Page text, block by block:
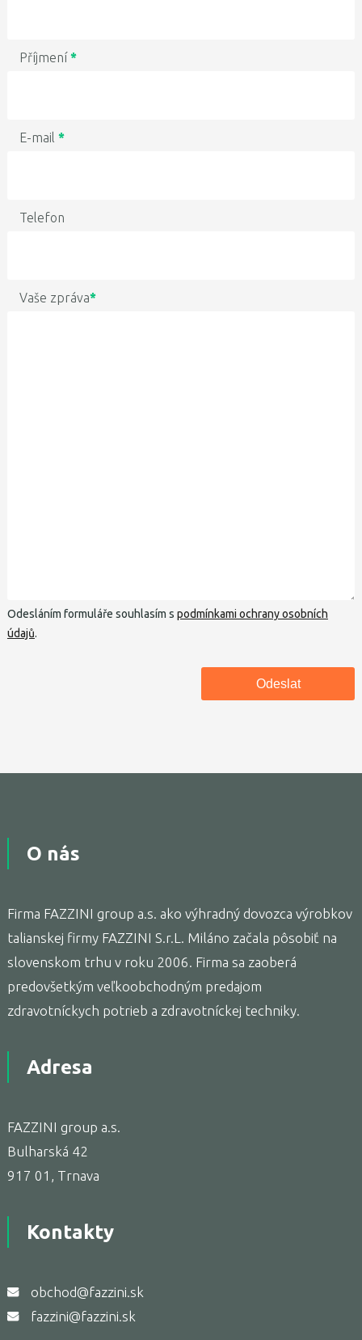
Příjmení*
E-mail *
Telefon
Vaše zpráva*
Odesláním formuláře souhlasím s podmínkami ochrany osobních
údajů.
O nás
Firma FAZZINI group a.s. ako výhradný dovozca výrobkov
talianskej firmy FAZZINI S.r.L. Miláno začala pôsobiť na
slovenskom trhu v roku 2006. Firma sa zaoberá
predovšetkým veľkoobchodným predajom
zdravotníckych potrieb a zdravotníckej techniky.
Adresa
FAZZINI group a.s.
Bulharská 42
917 01, Trnava
Kontakty
obchod@fazzini.sk
fazzini@fazzini.sk